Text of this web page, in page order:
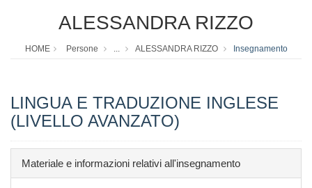
ALESSANDRA RIZZO
HOME Persone ... ALESSANDRA RIZZO Insegnamento
LINGUA E TRADUZIONE INGLESE
(LIVELLO AVANZATO)
Materiale e informazioni relativi all'insegnamento